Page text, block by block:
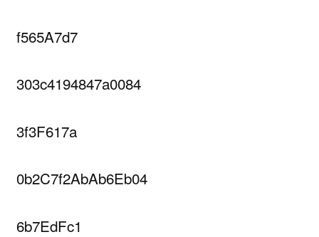
f565A7d7
303c4194847a0084
3f3F617a
0b2C7f2AbAb6Eb04
6b7EdFc1